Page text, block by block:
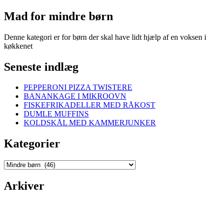
Mad for mindre børn
Denne kategori er for børn der skal have lidt hjælp af en voksen i
køkkenet
Seneste indlæg
PEPPERONI PIZZA TWISTERE
BANANKAGE I MIKROOVN
FISKEFRIKADELLER MED RÅKOST
DUMLE MUFFINS
KOLDSKÅL MED KAMMERJUNKER
Kategorier
Kategorier
Arkiver